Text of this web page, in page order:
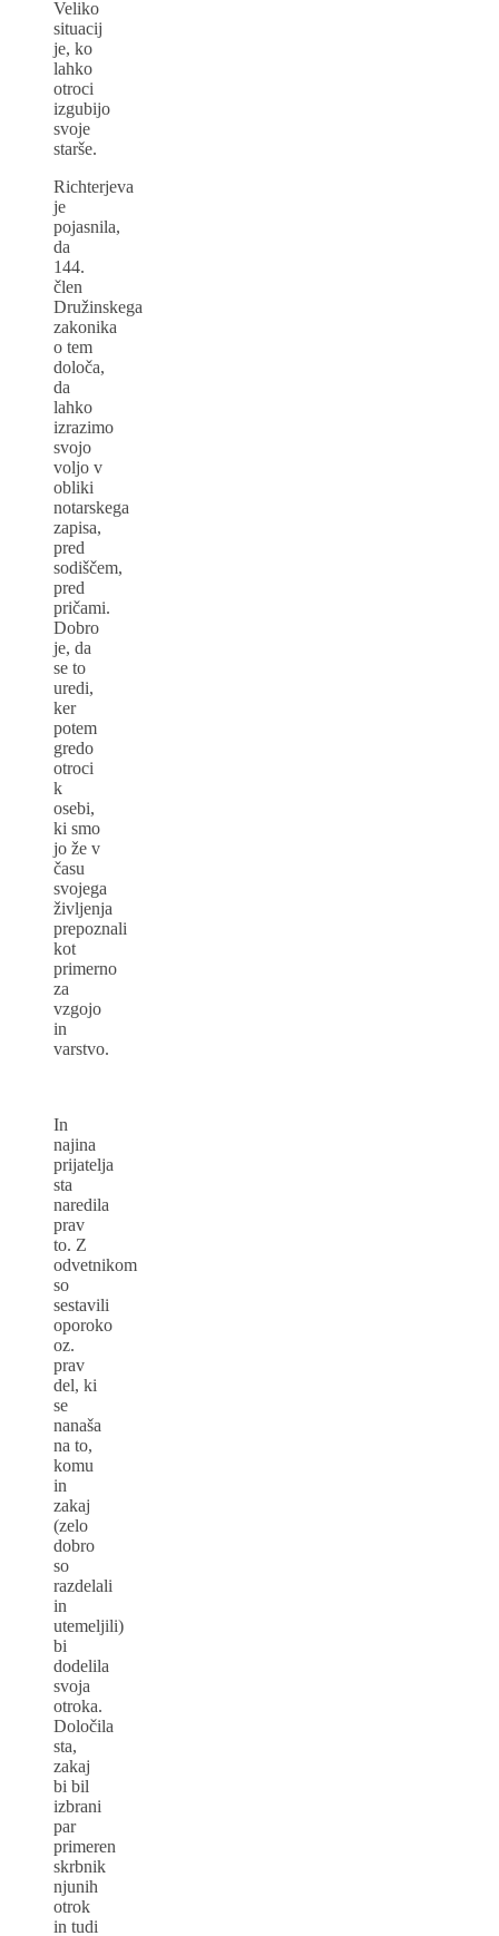
Veliko
situacij
je, ko
lahko
otroci
izgubijo
svoje
starše.
Richterjeva
je
pojasnila,
da
144.
člen
Družinskega
zakonika
o tem
določa,
da
lahko
izrazimo
svojo
voljo v
obliki
notarskega
zapisa,
pred
sodiščem,
pred
pričami.
Dobro
je, da
se to
uredi,
ker
potem
gredo
otroci
k
osebi,
ki smo
jo že v
času
svojega
življenja
prepoznali
kot
primerno
za
vzgojo
in
varstvo.
In
najina
prijatelja
sta
naredila
prav
to. Z
odvetnikom
so
sestavili
oporoko
oz.
prav
del, ki
se
nanaša
na to,
komu
in
zakaj
(zelo
dobro
so
razdelali
in
utemeljili)
bi
dodelila
svoja
otroka.
Določila
sta,
zakaj
bi bil
izbrani
par
primeren
skrbnik
njunih
otrok
in tudi